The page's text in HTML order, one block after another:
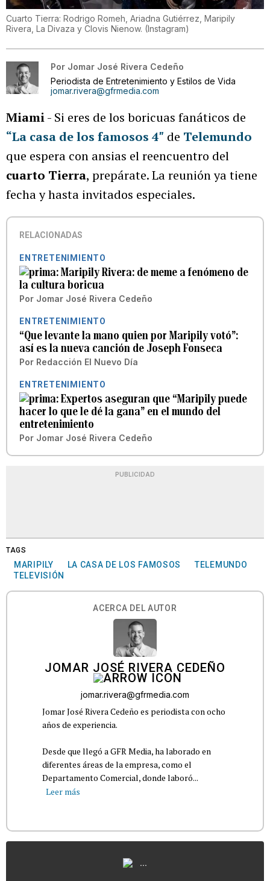
Cuarto Tierra: Rodrigo Romeh, Ariadna Gutiérrez, Maripily
Rivera, La Divaza y Clovis Nienow. (Instagram)
Por Jomar José Rivera Cedeño
Periodista de Entretenimiento y Estilos de Vida
jomar.rivera@gfrmedia.com
Miami- Si eres de los boricuas fanáticos de
“La casa de los famosos 4″ de Telemundo
que espera con ansias el reencuentro del
cuarto Tierra, prepárate. La reunión ya tiene
fecha y hasta invitados especiales.
RELACIONADAS
ENTRETENIMIENTO
Maripily Rivera: de meme a fenómeno de
la cultura boricua
Por Jomar José Rivera Cedeño
ENTRETENIMIENTO
“Que levante la mano quien por Maripily votó”:
así es la nueva canción de Joseph Fonseca
Por Redacción El Nuevo Día
ENTRETENIMIENTO
Expertos aseguran que “Maripily puede
hacer lo que le dé la gana” en el mundo del
entretenimiento
Por Jomar José Rivera Cedeño
PUBLICIDAD
TAGS
MARIPILY LA CASA DE LOS FAMOSOS
TELEMUNDO
TELEVISIÓN
ACERCA DEL AUTOR
JOMAR JOSÉ RIVERA CEDEÑO
jomar.rivera@gfrmedia.com
Jomar José Rivera Cedeño es periodista con ocho
años de experiencia.
Desde que llegó a GFR Media, ha laborado en
diferentes áreas de la empresa, como el
Departamento Comercial, donde laboró...
Leer más
...